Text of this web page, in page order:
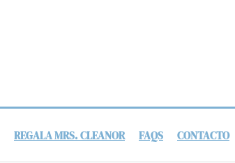
REGALA MRS. CLEANOR FAQS CONTACTO